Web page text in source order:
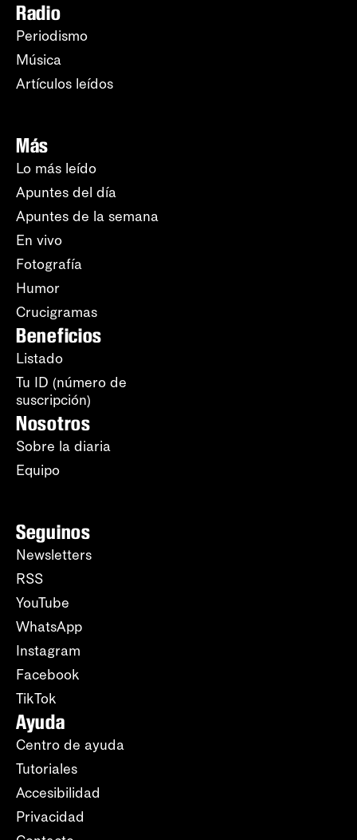
Radio
Periodismo
Música
Artículos leídos
Más
Lo más leído
Apuntes del día
Apuntes de la semana
En vivo
Fotografía
Humor
Crucigramas
Beneficios
Listado
Tu ID (número de
suscripción)
Nosotros
Sobre la diaria
Equipo
Seguinos
Newsletters
RSS
YouTube
WhatsApp
Instagram
Facebook
TikTok
Ayuda
Centro de ayuda
Tutoriales
Accesibilidad
Privacidad